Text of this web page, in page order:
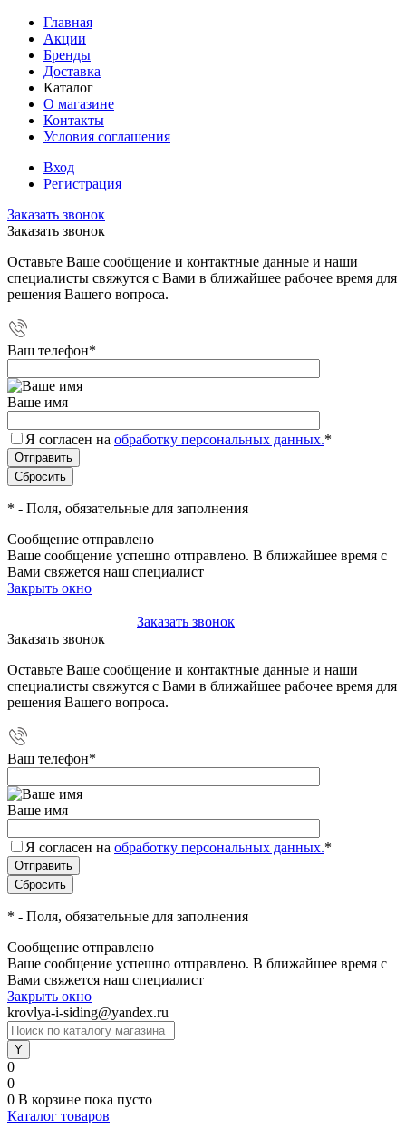
Главная
Акции
Бренды
Доставка
Каталог
О магазине
Контакты
Условия соглашения
Вход
Регистрация
Заказать звонок
Заказать звонок
Оставьте Ваше сообщение и контактные данные и наши
специалисты свяжутся с Вами в ближайшее рабочее время для
решения Вашего вопроса.
Ваш телефон*
Ваше имя
Я согласен на обработку персональных данных.*
* - Поля, обязательные для заполнения
Сообщение отправлено
Ваше сообщение успешно отправлено. В ближайшее время с
Вами свяжется наш специалист
Закрыть окно
Заказать звонок
Заказать звонок
Оставьте Ваше сообщение и контактные данные и наши
специалисты свяжутся с Вами в ближайшее рабочее время для
решения Вашего вопроса.
Ваш телефон*
Ваше имя
Я согласен на обработку персональных данных.*
* - Поля, обязательные для заполнения
Сообщение отправлено
Ваше сообщение успешно отправлено. В ближайшее время с
Вами свяжется наш специалист
Закрыть окно
krovlya-i-siding@yandex.ru
0
0
0 В корзине пока пусто
Каталог товаров